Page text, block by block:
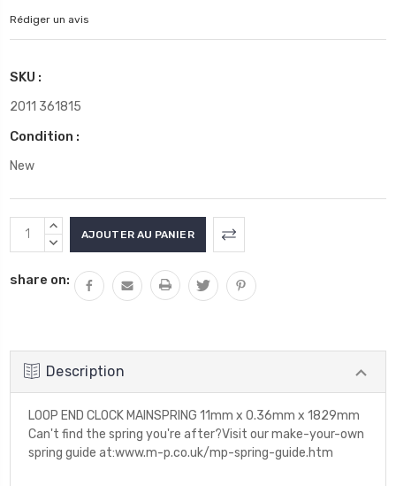
Rédiger un avis
SKU :
2011 361815
Condition :
New
Stock
actuel
AUGMENTER
LA
:
DIMINUER
QUANTITÉ
share on:
Description
LOOP END CLOCK MAINSPRING 11mm x 0.36mm x 1829mm
Can't find the spring you're after?Visit our make-your-own
spring guide at:www.m-p.co.uk/mp-spring-guide.htm